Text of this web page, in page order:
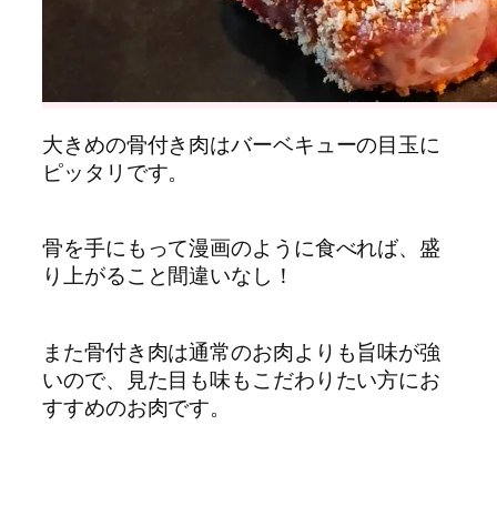
大きめの骨付き肉はバーベキューの目玉に
ピッタリです。
骨を手にもって漫画のように食べれば、盛
り上がること間違いなし！
また骨付き肉は通常のお肉よりも旨味が強
いので、見た目も味もこだわりたい方にお
すすめのお肉です。